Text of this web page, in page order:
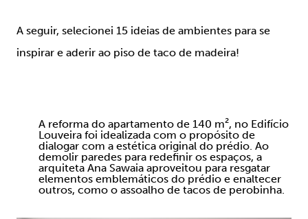
A seguir, selecionei 15 ideias de ambientes para se
inspirar e aderir ao piso de taco de madeira!
A reforma do apartamento de 140 m², no Edifício
Louveira foi idealizada com o propósito de
dialogar com a estética original do prédio. Ao
demolir paredes para redefinir os espaços, a
arquiteta Ana Sawaia aproveitou para resgatar
elementos emblemáticos do prédio e enaltecer
outros, como o assoalho de tacos de perobinha.